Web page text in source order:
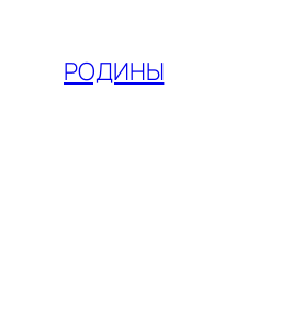
content
РОДИНЫ